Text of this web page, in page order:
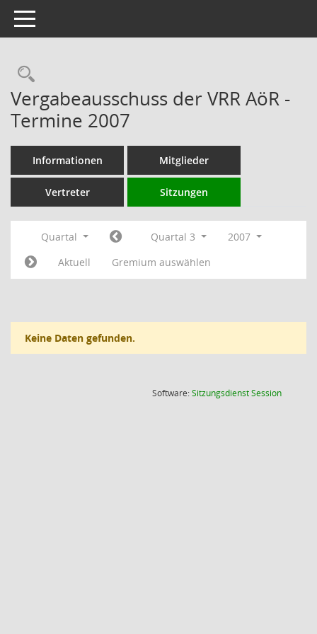
Toggle navigation
Rechercheauswahl
Vergabeausschuss der VRR AöR -
Termine 2007
Informationen Mitglieder
Vertreter Sitzungen
Quartal Quartal 3
2007
Aktuell
Gremium auswählen
Keine Daten gefunden.
Software:SitzungsdienstSession(Wird in